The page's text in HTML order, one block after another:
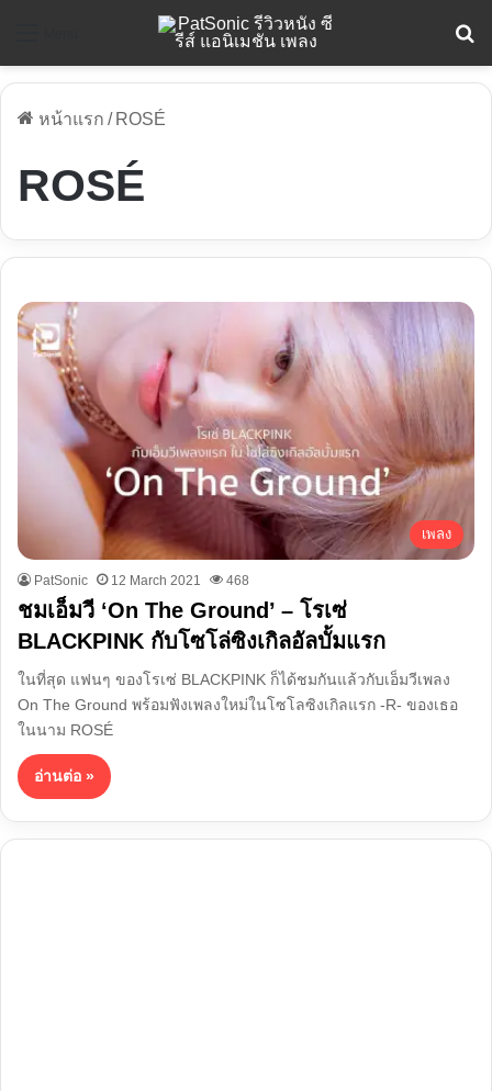
หน้าแรก / ROSÉ
ROSÉ
เพลง
PatSonic 12 March 2021 468
ชมเอ็มวี ‘On The Ground’ – โรเซ่
BLACKPINK กับโซโล่ซิงเกิลอัลบั้มแรก
ในที่สุด แฟนๆ ของโรเซ่ BLACKPINK ก็ได้ชมกันแล้วกับเอ็มวีเพลง
On The Ground พร้อมฟังเพลงใหม่ในโซโลซิงเกิลแรก -R- ของเธอ
ในนาม ROSÉ
อ่านต่อ »